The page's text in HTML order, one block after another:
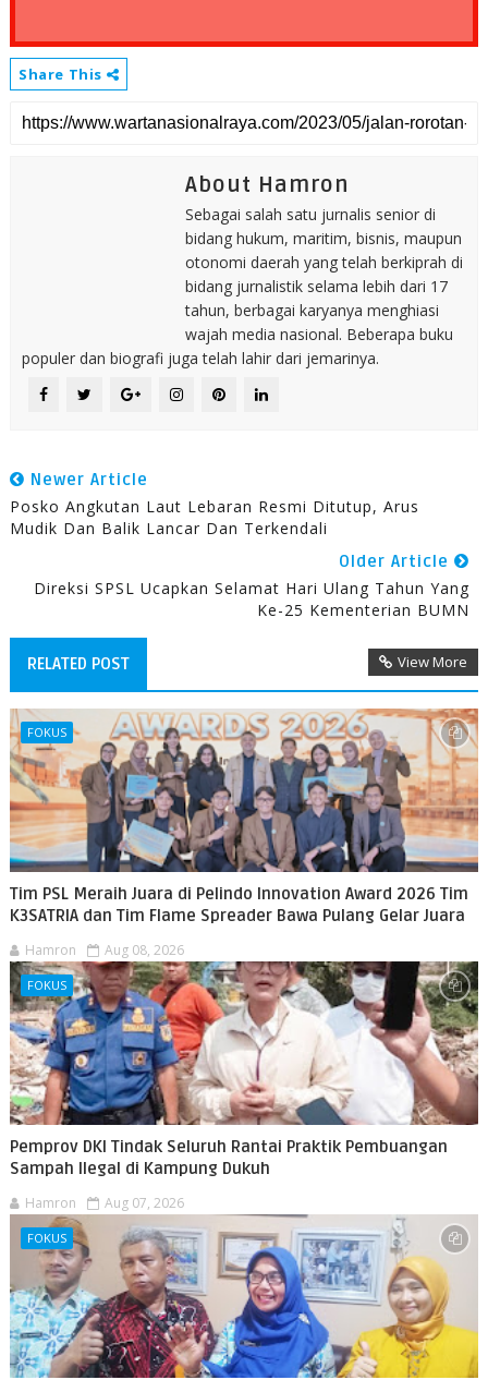
Share This
About Hamron
Sebagai salah satu jurnalis senior di
bidang hukum, maritim, bisnis, maupun
otonomi daerah yang telah berkiprah di
bidang jurnalistik selama lebih dari 17
tahun, berbagai karyanya menghiasi
wajah media nasional. Beberapa buku
populer dan biografi juga telah lahir dari jemarinya.
Newer Article
Posko Angkutan Laut Lebaran Resmi Ditutup, Arus
Mudik Dan Balik Lancar Dan Terkendali
Older Article
Direksi SPSL Ucapkan Selamat Hari Ulang Tahun Yang
Ke-25 Kementerian BUMN
RELATED POST View More
FOKUS
Tim PSL Meraih Juara di Pelindo Innovation Award 2026 Tim
K3SATRIA dan Tim Flame Spreader Bawa Pulang Gelar Juara
Hamron Aug 08, 2026
FOKUS
Pemprov DKI Tindak Seluruh Rantai Praktik Pembuangan
Sampah Ilegal di Kampung Dukuh
Hamron Aug 07, 2026
FOKUS